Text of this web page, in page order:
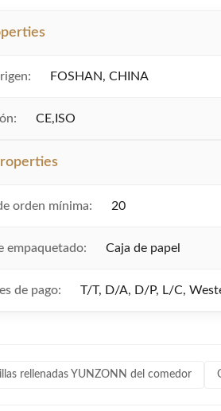
FOSHAN, CHINA
CE,ISO
orden mínima: 20
empaquetado: Caja de papel
de pago: T/T, D/A, D/P, L/C,
rellenadas YUNZONN del comedor